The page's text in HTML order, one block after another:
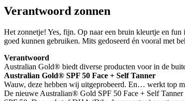
Verantwoord zonnen
Het zonnetje! Yes, fijn. Op naar een bruin kleurtje en
goed kunnen gebruiken. Mits gedoseerd én vooral met
Verantwoord
Australian Gold® biedt diverse producten voor in de
Australian Gold® SPF 50 Face + Self Tanner
Wauw, deze hebben wij uitgeprobeerd. En… werkt top
De nieuwe Australian® Gold SPF 50 Face + Self Tanner